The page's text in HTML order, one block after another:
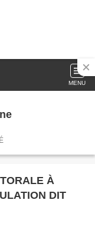
MENU
À
DIT